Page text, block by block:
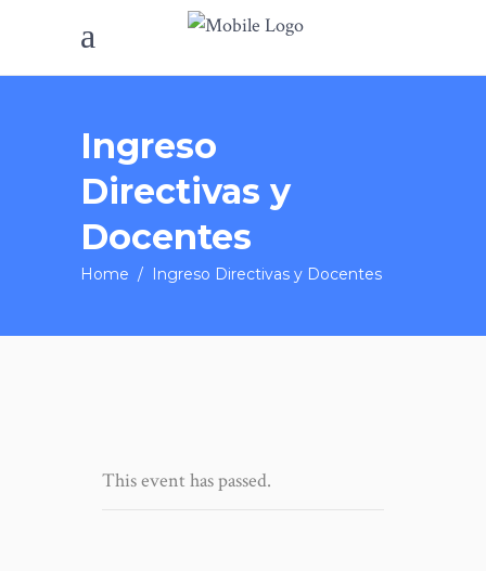
Ingreso
Directivas y
Docentes
Home / Ingreso Directivas y Docentes
This event has passed.